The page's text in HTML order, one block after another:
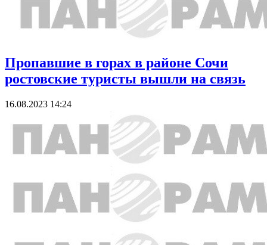
Пропавшие в горах в районе Сочи
ростовские туристы вышли на связь
16.08.2023 14:24